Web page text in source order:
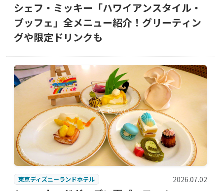
シェフ・ミッキー「ハワイアンスタイル・
ブッフェ」全メニュー紹介！グリーティン
グや限定ドリンクも
東京ディズニーランドホテル 2026.07.02